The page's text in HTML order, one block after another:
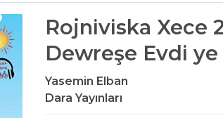
Rojniviska Xece
Dewreşe Evdi ye
Yasemin Elban
Dara Yayınları